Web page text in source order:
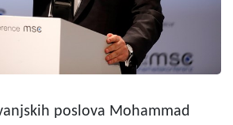
poslova Mohammad